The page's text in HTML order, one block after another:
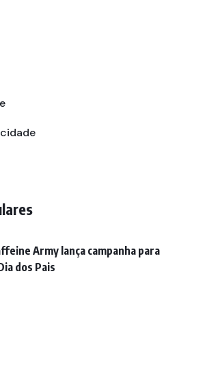
Army lança campanha para
dos Pais